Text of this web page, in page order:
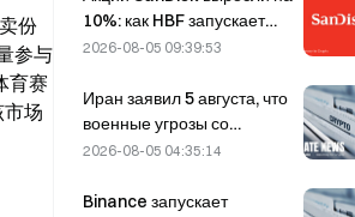
份
参与
育赛
场
безопасность».
10%: как HBF запускает
новый цикл развития ИИ-
финансовые результаты
подтвердить логику роста?
2026-08-05 09:39:53
Иран заявил 5 августа, что
военные угрозы со
стороны США
соглашения с Оманом по
2026-08-05 04:35:14
Binance запускает